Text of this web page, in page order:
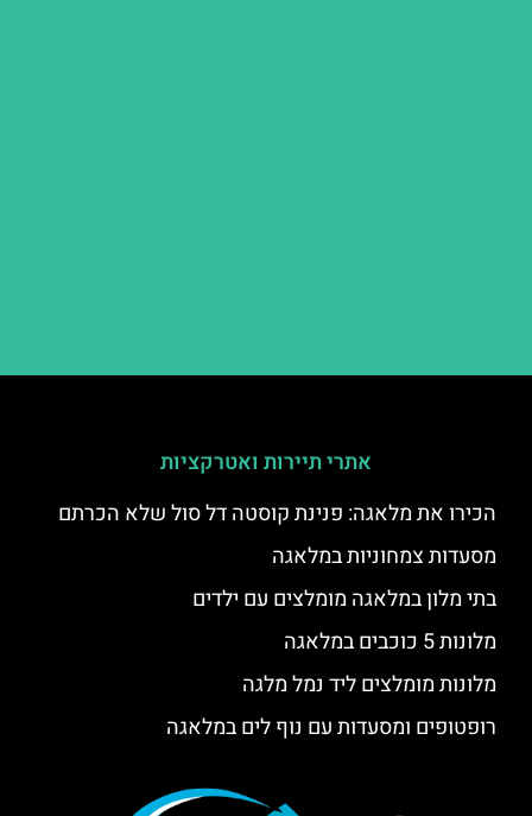
אתרי תיירות ואטרקציות
הכירו את מלאגה: פנינת קוסטה דל סול שלא הכרתם
מסעדות צמחוניות במלאגה
בתי מלון במלאגה מומלצים עם ילדים
מלונות 5 כוכבים במלאגה
מלונות מומלצים ליד נמל מלגה
רופטופים ומסעדות עם נוף לים במלאגה